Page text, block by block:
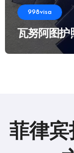
998visa
瓦努阿图护
菲律宾